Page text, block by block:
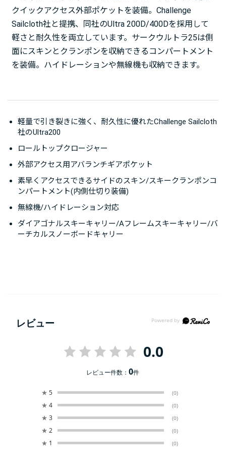
クイックアクセス外部ポケットを装備。Challenge
Sailcloth社と提携、同社のUltra 200D/400Dを採用して
軽さと耐久性を両立しています。サークウルトラ25は側
面にスキンとクランポンを収納できるコンパートメント
を装備。ハイドレーションや無線機も収納できます。
軽量で引き裂きに強く、耐久性に優れたChallenge Sailcloth
社のUltra200
ロールトップクロージャー
外部アクセス用アバランチギアポケット
素早くアクセスできるサイドのスキン/スキークランポンコ
ンパートメント(内側仕切り装備)
無線機/ハイドレーション対応
ダイアゴナルスキーキャリー/Aフレームスキーキャリー/バ
ーチカルスノーボードキャリー
レビュー
0.0
レビュー件数：0件
★ 5 (0)
★ 4 (0)
★ 3 (0)
★ 2 (0)
★ 1 (0)